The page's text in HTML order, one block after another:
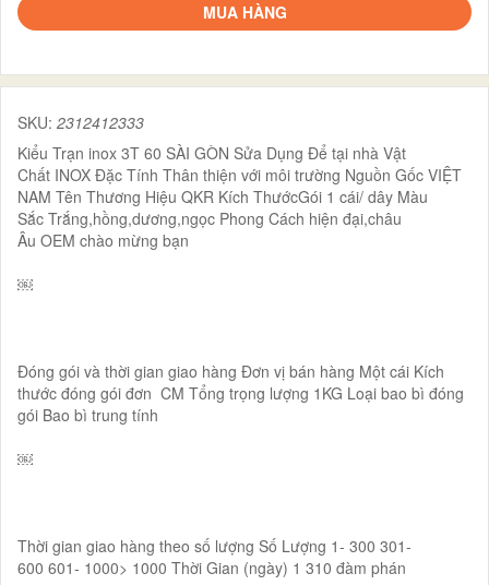
MUA HÀNG
SKU: 2312412333
Kiểu Trạn inox 3T 60 SÀI GÒN Sửa Dụng Để tại nhà Vật
Chất INOX Đặc Tính Thân thiện với môi trường Nguồn Gốc VIỆT
NAM Tên Thương Hiệu QKR Kích ThướcGói 1 cái/ dây Màu
Sắc Trắng,hồng,dương,ngọc Phong Cách hiện đại,châu
Âu OEM chào mừng bạn
￼
Đóng gói và thời gian giao hàng Đơn vị bán hàng Một cái Kích
thước đóng gói đơn CM Tổng trọng lượng 1KG Loại bao bì đóng
gói Bao bì trung tính
￼
Thời gian giao hàng theo số lượng Số Lượng 1- 300 301-
600 601- 1000> 1000 Thời Gian (ngày) 1 310 đàm phán